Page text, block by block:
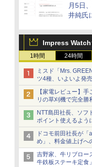
月5日
井純氏
Impress Watch
1時間 24時間
ミスド「Mrs.
ツ4種、いよいよ発売
【家電レビュー】
リの草刈機で完全
NTT島田社長、ソフ
ポイント使えるよう
ドコモ前田社長が
め」、料金値上げへ
吉野家、牛リブロー
牛鉄板ステーキ定食